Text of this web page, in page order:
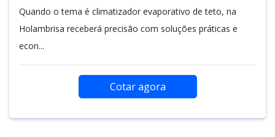
Quando o tema é climatizador evaporativo de teto, na
Holambrisa receberá precisão com soluções práticas e
econ...
Cotar agora